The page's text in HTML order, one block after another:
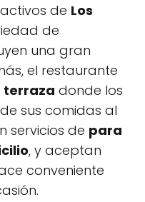
de Los
de
una gran
el restaurante
terraza donde los
sus comidas al
servicios de para
, y aceptan
conveniente